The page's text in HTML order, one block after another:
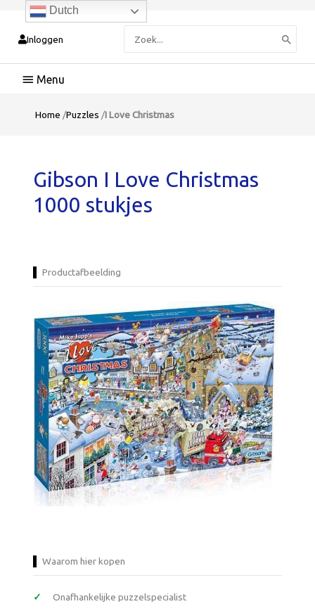
Inloggen
naar:
Hoofdmenu
Home /Puzzles /I Love Christmas
Gibson I Love Christmas
1000 stukjes
Productafbeelding
Waarom hier kopen
Onafhankelijke puzzelspecialist
Dutch